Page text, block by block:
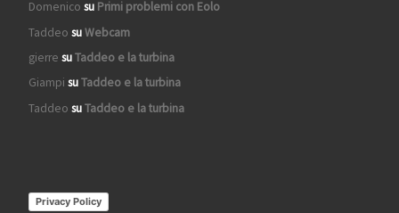
Domenico su Primi problemi con Eolo
Taddeo suWebcam
gierre suTaddeo e la turbina
Giampi suTaddeo e la turbina
Taddeo suTaddeo e la turbina
Privacy Policy